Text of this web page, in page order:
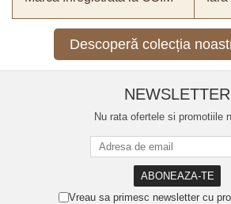
Descoperă colecția
NEWSLETTER
Nu rata ofertele si promotiile
Vreau sa primesc newsletter cu